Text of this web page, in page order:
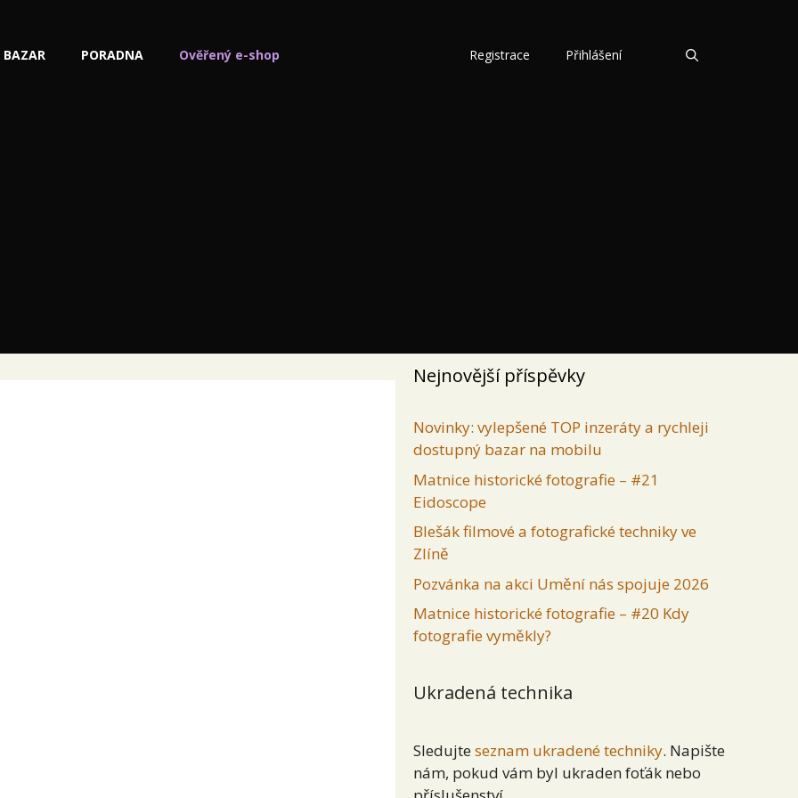
BAZAR PORADNA Ověřený e-shop Registrace Přihlášení
Nejnovější příspěvky
Novinky: vylepšené TOP inzeráty a rychleji
dostupný bazar na mobilu
Matnice historické fotografie – #21
Eidoscope
Blešák filmové a fotografické techniky ve
Zlíně
Pozvánka na akci Umění nás spojuje 2026
Matnice historické fotografie – #20 Kdy
fotografie vyměkly?
Ukradená technika
Sledujte seznam ukradené techniky. Napište
nám, pokud vám byl ukraden foťák nebo